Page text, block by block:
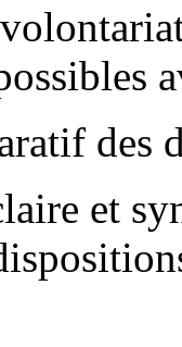
des
et